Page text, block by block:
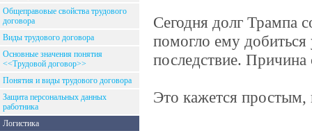
Общеправовые свойства трудового
договора
Виды трудового договора
Основные значения понятия
<<Трудовой договор>>
Понятия и виды трудового договора
Защита персональных данных
работника
Логистика
Сегодня долг Трампа
помогло ему добиться
последствие.
Это кажется простым,